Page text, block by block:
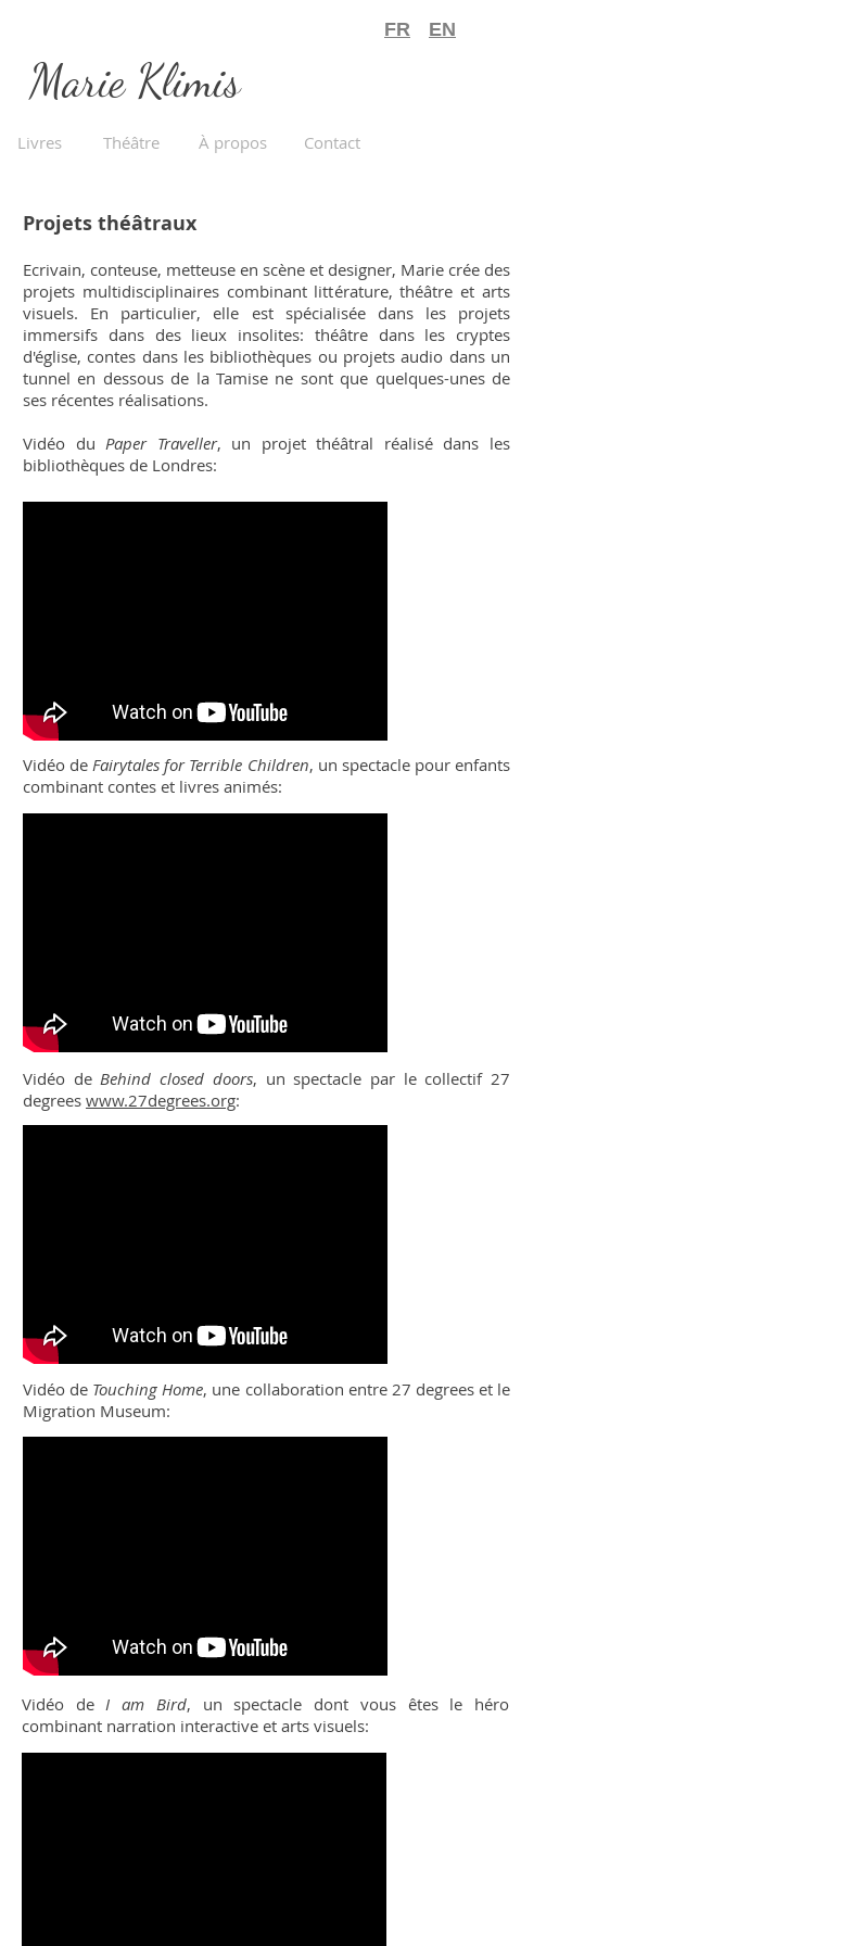
FR EN
Marie Klimis
Livres Théâtre À propos Contact
Projets théâtraux
Ecrivain, conteuse, metteuse en scène et designer, Marie crée des
projets multidisciplinaires combinant littérature, théâtre et arts
visuels. En particulier, elle est spécialisée dans les projets
immersifs dans des lieux insolites: théâtre dans les cryptes
d'église, contes dans les bibliothèques ou projets audio dans un
tunnel en dessous de la Tamise ne sont que quelques-unes de
ses récentes réalisations.
Vidéo duPaper Traveller, un projet théâtral réalisé dans les
bibliothèques de Londres:
Vidéo deFairytales for Terrible Children, un spectacle pour enfants
combinant contes et livres animés:
Vidéo deBehind closed doors, un spectacle par le collectif 27
degrees www.27degrees.org:
Vidéo de Touching Home, une collaboration entre 27 degrees et le
Migration Museum:
Vidéo deI am Bird, un spectacle dont vous êtes le héro
combinant narration interactive et arts visuels: